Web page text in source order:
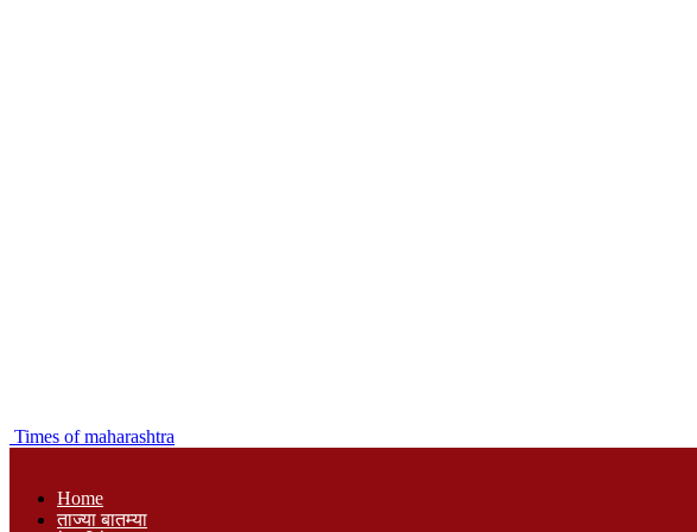
Times of maharashtra
Home
ताज्या बातम्या